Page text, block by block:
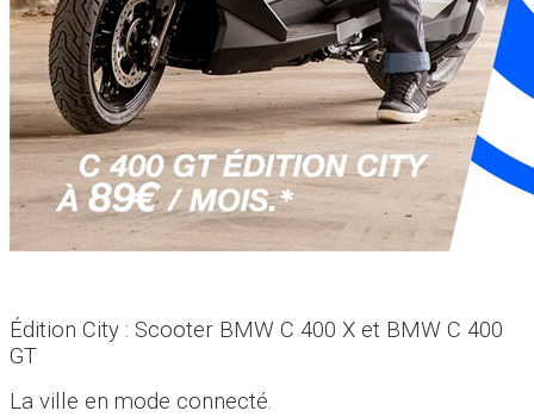
Édition City : Scooter BMW C 400 X et BMW C 400
GT
La ville en mode connecté.